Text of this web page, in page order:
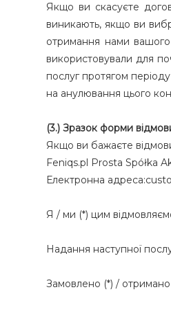
Якщо ви скасуєте
виникають, якщо ви
отримання нами
використовували для
послуг протягом
на анулювання цього
(3.) Зразок форми
Якщо ви бажаєте
Feniqs.pl Prosta Spółka
Електронна
Я / ми (*) цим
Надання наступної
Замовлено (*) / отримано